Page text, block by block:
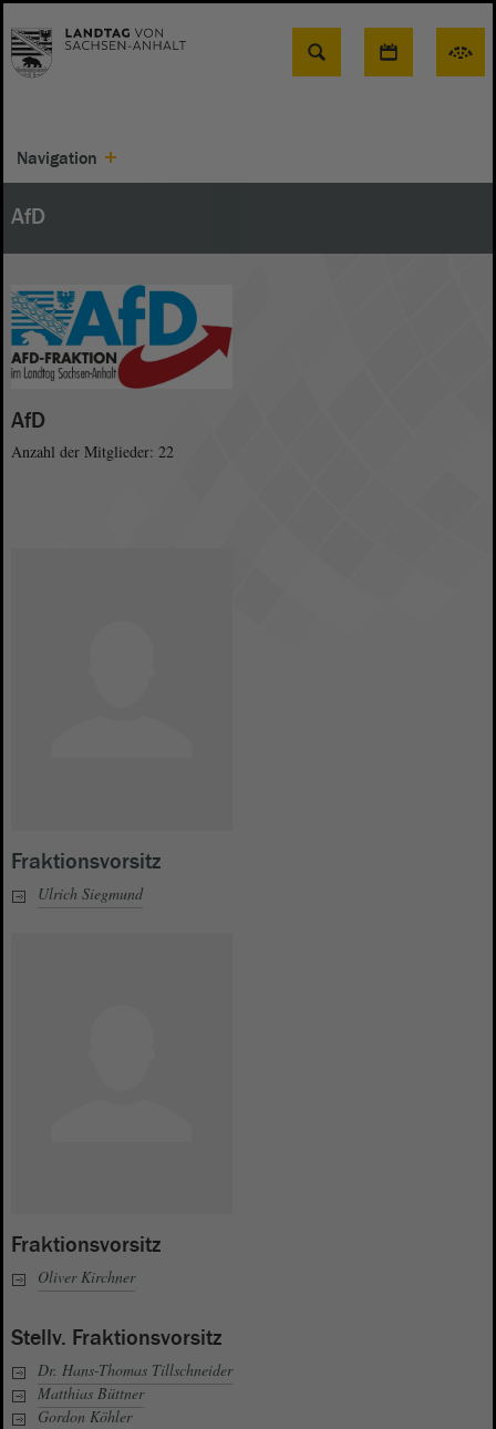
Suche
Navigation
AfD
AfD
Anzahl der Mitglieder: 22
Fraktionsvorsitz
Ulrich Siegmund
Fraktionsvorsitz
Oliver Kirchner
Stellv. Fraktionsvorsitz
Dr. Hans-Thomas Tillschneider
Matthias Büttner
Gordon Köhler